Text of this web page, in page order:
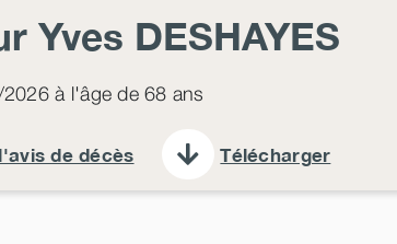
Yves DESHAYES
à l'âge de 68 ans
de décès Télécharger